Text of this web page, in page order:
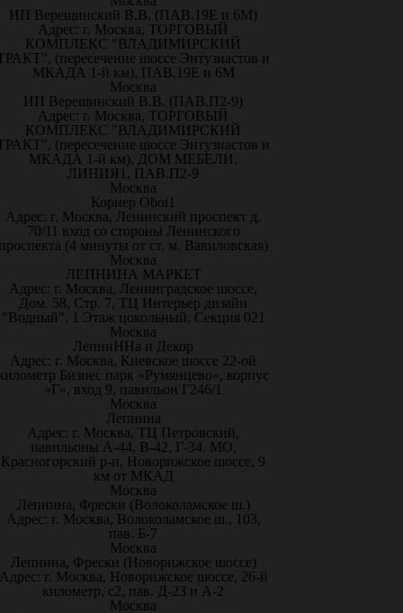
ИП Верещинский В.В. (ПАВ.19Е и 6М)
Адрес: г. Москва, ТОРГОВЫЙ
КОМПЛЕКС "ВЛАДИМИРСКИЙ
(пересечение шоссе Энтузиастов и
МКАДА 1-й км), ПАВ.19Е и 6М
Москва
ИП Верещинский В.В. (ПАВ.П2-9)
Адрес: г. Москва, ТОРГОВЫЙ
КОМПЛЕКС "ВЛАДИМИРСКИЙ
(пересечение шоссе Энтузиастов и
МКАДА 1-й км), ДОМ МЕБЕЛИ,
ЛИНИЯ1, ПАВ.П2-9
Москва
Корнер Oboi1
Адрес: г. Москва, Ленинский проспект д.
70/11 вход со стороны Ленинского
(4 минуты от ст. м. Вавиловская)
Москва
ЛЕПНИНА МАРКЕТ
Адрес: г. Москва, Ленинградское шоссе,
Дом. 58, Стр. 7, ТЦ Интерьер дизайн
"Водный", 1 Этаж цокольный, Секция 021
Москва
ЛепниННа и Декор
Адрес: г. Москва, Киевское шоссе 22-ой
Бизнес парк «Румянцево», корпус
«Г», вход 9, павильон Г246/1
Москва
Лепнина
Адрес: г. Москва, ТЦ Петровский,
павильоны А-44, В-42, Г-34. МО,
Красногорский р-н, Новорижское шоссе, 9
км от МКАД
Москва
Лепнина, Фрески (Волоколамское ш.)
Адрес: г. Москва, Волоколамское ш., 103,
пав. Б-7
Москва
Лепнина, Фрески (Новорижское шоссе)
г. Москва, Новорижское шоссе, 26-й
километр, с2, пав. Д-23 и А-2
Москва